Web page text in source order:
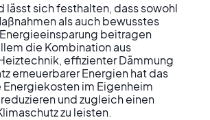
lässt sich festhalten, dass sowohl
als auch bewusstes
beitragen
die Kombination aus
effizienter Dämmung
erneuerbarer Energien hat das
Energiekosten im Eigenheim
und zugleich einen
zu leisten.